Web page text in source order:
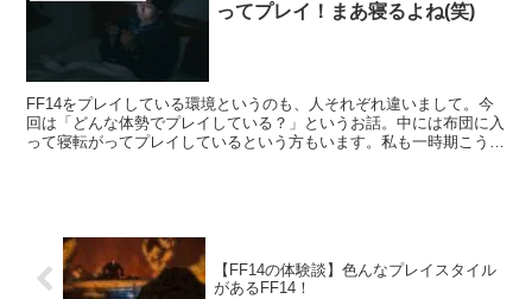
ってプレイ！まあ寝るよね(笑)
FF14をプレイしている環境というのも、人それぞれ違いまして。今
回は「どんな体勢でプレイしている？」というお話。中には布団に入
って寝転がってプレイしているという方もいます。私も一時期こうし
【FF14の体験談】色んなプレイスタイル
があるFF14！